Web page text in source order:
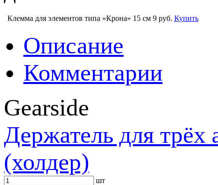
Клемма для элементов типа «Крона» 15 см 9 руб. Купить
Описание
Комментарии
Gearside
Держатель для трёх
(холдер)
шт